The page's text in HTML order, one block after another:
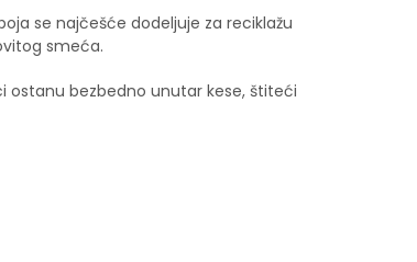
se najčešće dodeljuje za reciklažu
smeća.
ostanu bezbedno unutar kese, štiteći